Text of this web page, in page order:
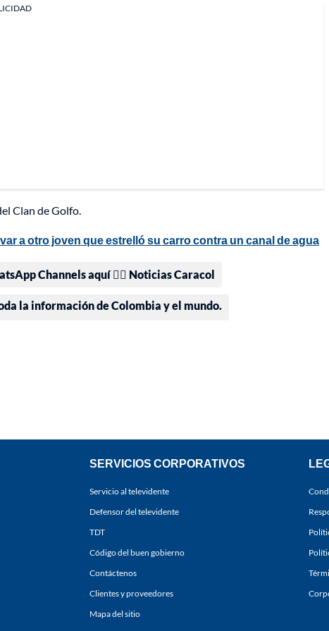
Clan de Golfo.
a otro joven que estrelló su carro contra un canal de agua
Channels aquí 👉🏻 Noticias Caracol
la información de Colombia y el mundo.
SERVICIOS CORPORATIVOS
Servicio al televidente
Defensor del televidente
TDT
Código del buen gobierno
Contáctenos
Clientes y proveedores
Mapa del sitio